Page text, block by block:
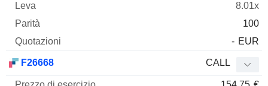
8.01x
100
- EUR
F26668 CALL